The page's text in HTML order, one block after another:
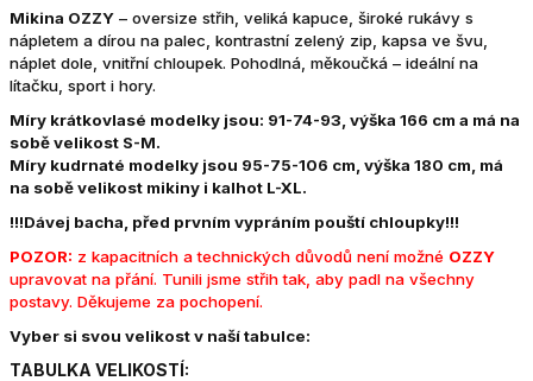
Mikina OZZY – oversize střih, veliká kapuce, široké rukávy s
nápletem a dírou na palec, kontrastní zelený zip, kapsa ve švu,
náplet dole, vnitřní chloupek. Pohodlná, měkoučká – ideální na
lítačku, sport i hory.
Míry krátkovlasé modelky jsou: 91-74-93, výška 166 cm a má na
sobě velikost S-M.
Míry kudrnaté modelky jsou 95-75-106 cm, výška 180 cm, má
na sobě velikost mikiny i kalhot L-XL.
!!!Dávej bacha, před prvním vypráním pouští chloupky!!!
POZOR: z kapacitních a technických důvodů není možné OZZY
upravovat na přání. Tunili jsme střih tak, aby padl na všechny
postavy. Děkujeme za pochopení.
Vyber si svou velikost v naší tabulce:
TABULKA VELIKOSTÍ: